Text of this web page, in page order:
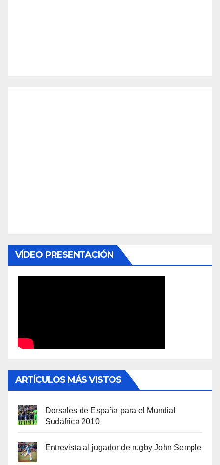
VÍDEO PRESENTACIÓN
ARTÍCULOS MÁS VISTOS
Dorsales de España para el Mundial
Sudáfrica 2010
Entrevista al jugador de rugby John Semple